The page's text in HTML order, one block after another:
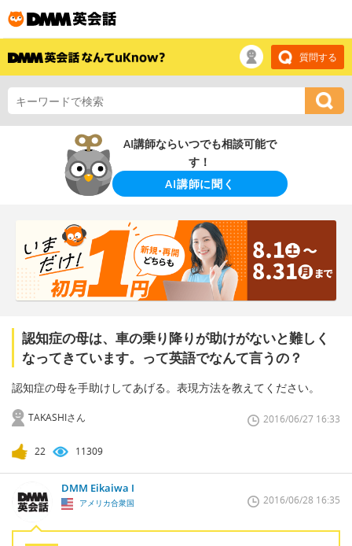
質問する
AI講師ならいつでも相談可能で
す！
AI講師に聞く
認知症の母は、車の乗り降りが助けがないと難しく
なってきています。って英語でなんて言うの？
認知症の母を手助けしてあげる。表現方法を教えてください。
TAKASHIさん 2016/06/27 16:33
22 11309
DMM Eikaiwa I
アメリカ合衆国 2016/06/28 16:35